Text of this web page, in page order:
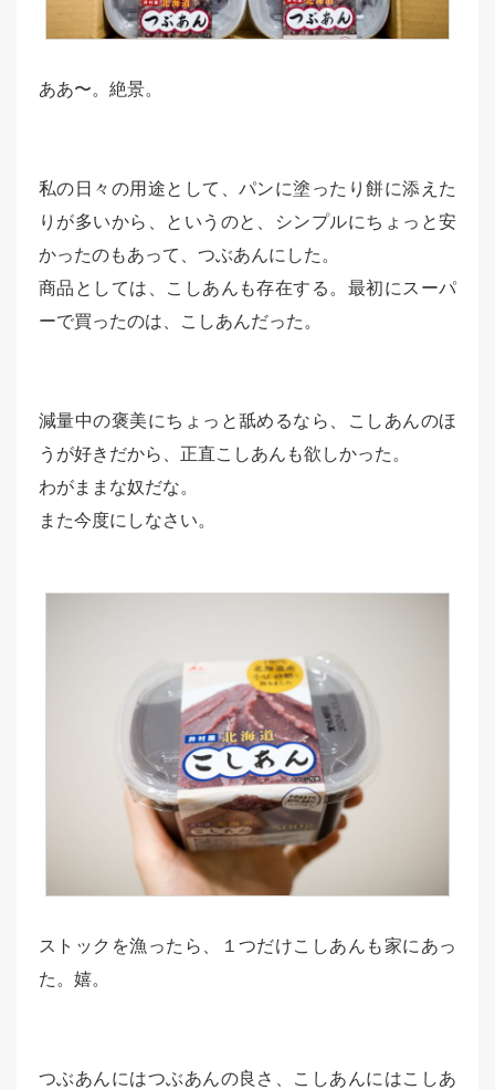
ああ〜。絶景。
私の日々の用途として、パンに塗ったり餅に添えた
りが多いから、というのと、シンプルにちょっと安
かったのもあって、つぶあんにした。
商品としては、こしあんも存在する。最初にスーパ
ーで買ったのは、こしあんだった。
減量中の褒美にちょっと舐めるなら、こしあんのほ
うが好きだから、正直こしあんも欲しかった。
わがままな奴だな。
また今度にしなさい。
ストックを漁ったら、１つだけこしあんも家にあっ
た。嬉。
つぶあんにはつぶあんの良さ、こしあんにはこしあ